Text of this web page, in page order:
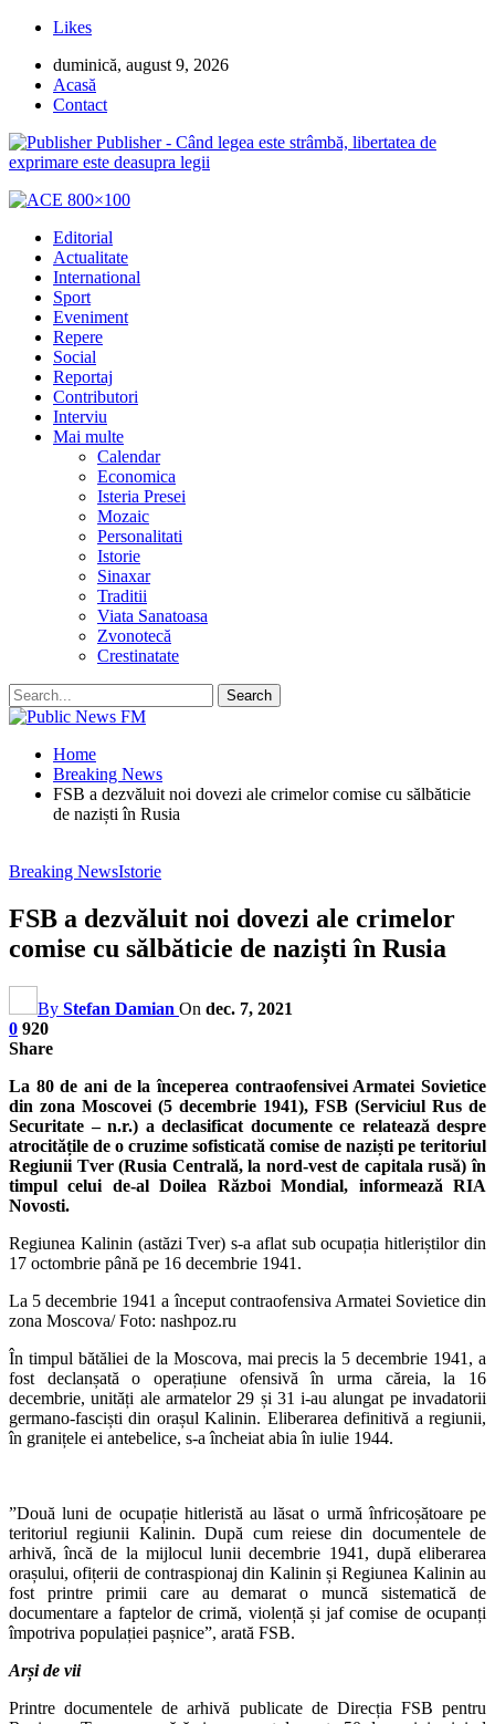
Likes
duminică, august 9, 2026
Acasă
Contact
Publisher - Când legea este strâmbă, libertatea de
exprimare este deasupra legii
Editorial
Actualitate
International
Sport
Eveniment
Repere
Social
Reportaj
Contributori
Interviu
Mai multe
Calendar
Economica
Isteria Presei
Mozaic
Personalitati
Istorie
Sinaxar
Traditii
Viata Sanatoasa
Zvonotecă
Crestinatate
Home
Breaking News
FSB a dezvăluit noi dovezi ale crimelor comise cu sălbăticie
de naziști în Rusia
Breaking NewsIstorie
FSB a dezvăluit noi dovezi ale crimelor
comise cu sălbăticie de naziști în Rusia
By Stefan Damian On dec. 7, 2021
0 920
Share
La 80 de ani de la începerea contraofensivei Armatei Sovietice
din zona Moscovei (5 decembrie 1941), FSB (Serviciul Rus de
Securitate – n.r.) a declasificat documente ce relatează despre
atrocitățile de o cruzime sofisticată comise de naziști pe teritoriul
Regiunii Tver (Rusia Centrală, la nord-vest de capitala rusă) în
timpul celui de-al Doilea Război Mondial, informează RIA
Novosti.
Regiunea Kalinin (astăzi Tver) s-a aflat sub ocupația hitleriștilor din
17 octombrie până pe 16 decembrie 1941.
La 5 decembrie 1941 a început contraofensiva Armatei Sovietice din
zona Moscova/ Foto: nashpoz.ru
În timpul bătăliei de la Moscova, mai precis la 5 decembrie 1941, a
fost declanșată o operațiune ofensivă în urma căreia, la 16
decembrie, unități ale armatelor 29 și 31 i-au alungat pe invadatorii
germano-fasciști din orașul Kalinin. Eliberarea definitivă a regiunii,
în granițele ei antebelice, s-a încheiat abia în iulie 1944.
”Două luni de ocupație hitleristă au lăsat o urmă înfricoșătoare pe
teritoriul regiunii Kalinin. După cum reiese din documentele de
arhivă, încă de la mijlocul lunii decembrie 1941, după eliberarea
orașului, ofițerii de contraspionaj din Kalinin și Regiunea Kalinin au
fost printre primii care au demarat o muncă sistematică de
documentare a faptelor de crimă, violență și jaf comise de ocupanți
împotriva populației pașnice”, arată FSB.
Arși de vii
Printre documentele de arhivă publicate de Direcția FSB pentru